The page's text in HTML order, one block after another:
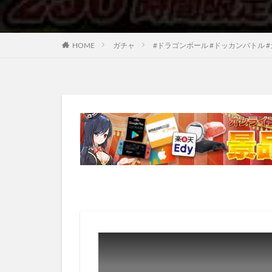
HOME ガチャ #ドラゴンボール #ドッカンバトル